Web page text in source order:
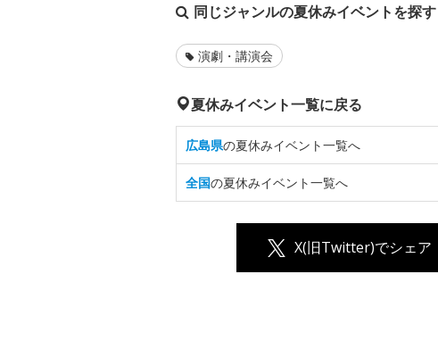
同じジャンルの夏休みイベントを探す
演劇・講演会
夏休みイベント一覧に戻る
広島県の夏休みイベント一覧へ
全国の夏休みイベント一覧へ
X(旧Twitter)でシェア